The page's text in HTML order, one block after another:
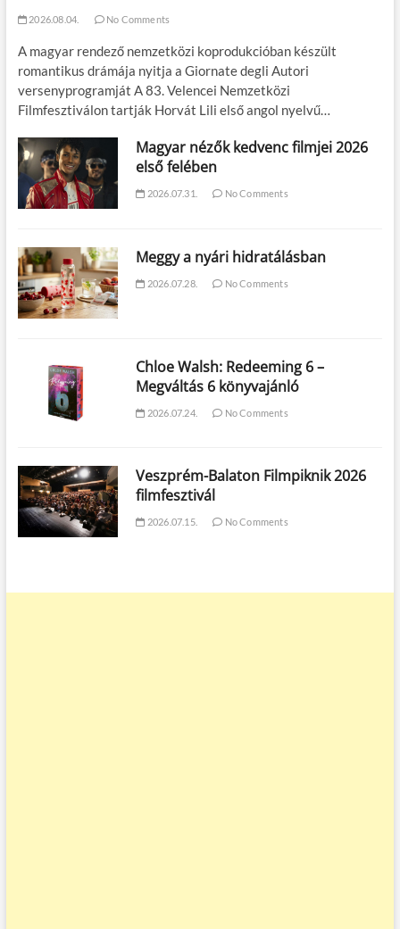
2026.08.04. No Comments
A magyar rendező nemzetközi koprodukcióban készült
romantikus drámája nyitja a Giornate degli Autori
versenyprogramját A 83. Velencei Nemzetközi
Filmfesztiválon tartják Horvát Lili első angol nyelvű…
Magyar nézők kedvenc filmjei 2026
első felében
2026.07.31. No Comments
Meggy a nyári hidratálásban
2026.07.28. No Comments
Chloe Walsh: Redeeming 6 –
Megváltás 6 könyvajánló
2026.07.24. No Comments
Veszprém-Balaton Filmpiknik 2026
filmfesztivál
2026.07.15. No Comments